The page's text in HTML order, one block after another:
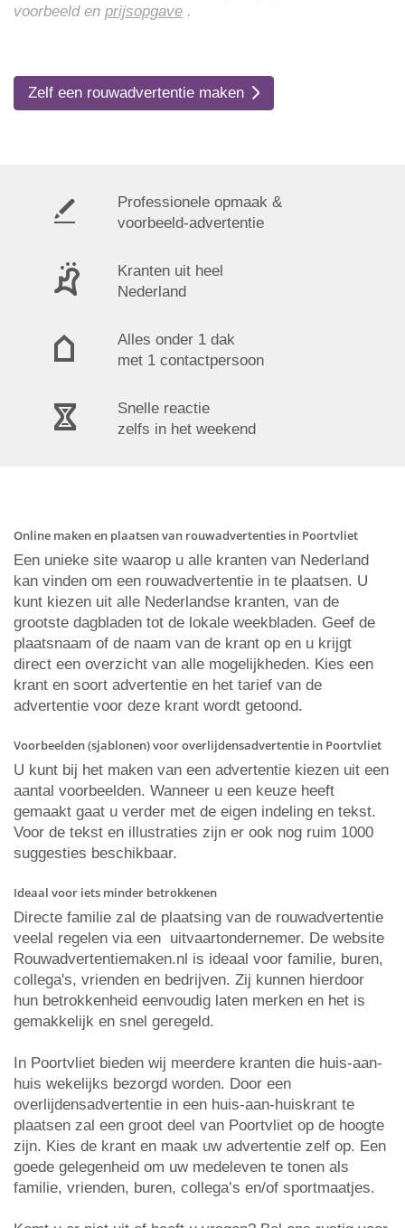
voorbeeld en prijsopgave .
Zelf een rouwadvertentie maken
Professionele opmaak &
voorbeeld-advertentie
Kranten uit heel
Nederland
Alles onder 1 dak
met 1 contactpersoon
Snelle reactie
zelfs in het weekend
Online maken en plaatsen van rouwadvertenties in Poortvliet
Een unieke site waarop u alle kranten van Nederland
kan vinden om een rouwadvertentie in te plaatsen. U
kunt kiezen uit alle Nederlandse kranten, van de
grootste dagbladen tot de lokale weekbladen. Geef de
plaatsnaam of de naam van de krant op en u krijgt
direct een overzicht van alle mogelijkheden. Kies een
krant en soort advertentie en het tarief van de
advertentie voor deze krant wordt getoond.
Voorbeelden (sjablonen) voor overlijdensadvertentie in Poortvliet
U kunt bij het maken van een advertentie kiezen uit een
aantal voorbeelden. Wanneer u een keuze heeft
gemaakt gaat u verder met de eigen indeling en tekst.
Voor de tekst en illustraties zijn er ook nog ruim 1000
suggesties beschikbaar.
Ideaal voor iets minder betrokkenen
Directe familie zal de plaatsing van de rouwadvertentie
veelal regelen via een uitvaartondernemer. De website
Rouwadvertentiemaken.nl is ideaal voor familie, buren,
collega's, vrienden en bedrijven. Zij kunnen hierdoor
hun betrokkenheid eenvoudig laten merken en het is
gemakkelijk en snel geregeld.
In Poortvliet bieden wij meerdere kranten die huis-aan-
huis wekelijks bezorgd worden. Door een
overlijdensadvertentie in een huis-aan-huiskrant te
plaatsen zal een groot deel van Poortvliet op de hoogte
zijn. Kies de krant en maak uw advertentie zelf op. Een
goede gelegenheid om uw medeleven te tonen als
familie, vrienden, buren, collega’s en/of sportmaatjes.